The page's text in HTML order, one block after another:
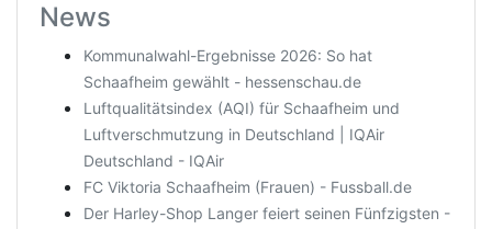
News
Kommunalwahl-Ergebnisse 2026: So hat
Schaafheim gewählt - hessenschau.de
Luftqualitätsindex (AQI) für Schaafheim und
Luftverschmutzung in Deutschland | IQAir
Deutschland - IQAir
FC Viktoria Schaafheim (Frauen) - Fussball.de
Der Harley-Shop Langer feiert seinen Fünfzigsten -